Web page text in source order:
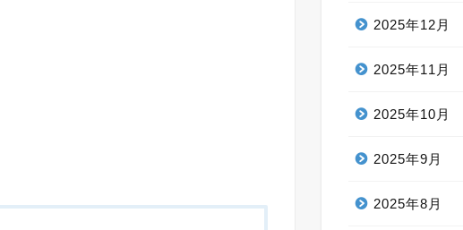
2025年12月
2025年11月
2025年10月
2025年9月
2025年8月